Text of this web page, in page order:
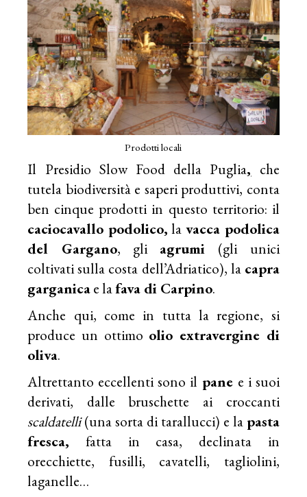
Prodotti locali
Il Presidio Slow Food della Puglia, che
tutela biodiversità e saperi produttivi, conta
ben cinque prodotti in questo territorio: il
caciocavallo podolico, lavacca podolica
del Gargano, gli agrumi (gli unici
coltivati sulla costa dell’Adriatico), la capra
garganicae lafava di Carpino.
Anche qui, come in tutta la regione, si
produce un ottimo olio extravergine di
oliva.
Altrettanto eccellenti sono il pane e i suoi
derivati, dalle bruschette ai croccanti
scaldatelli(una sorta di tarallucci) e la pasta
fresca, fatta in casa, declinata in
orecchiette, fusilli, cavatelli, tagliolini,
laganelle…